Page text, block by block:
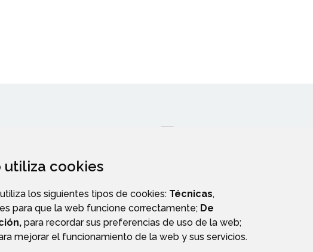
utiliza cookies
los siguientes tipos de cookies: Técnicas,
para que la web funcione correctamente; De
para recordar sus preferencias de uso de la web;
mejorar el funcionamiento de la web y sus servicios.
PERFIL DEL CONTRATANTE